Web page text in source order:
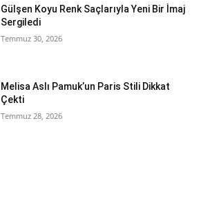
Gülşen Koyu Renk Saçlarıyla Yeni Bir İmaj
Sergiledi
Temmuz 30, 2026
Melisa Aslı Pamuk’un Paris Stili Dikkat
Çekti
Temmuz 28, 2026